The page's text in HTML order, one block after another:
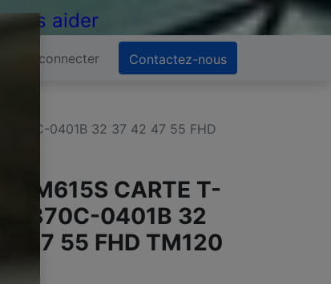
aider
Se connecter Contactez-nous
8870C-0401B 32 37 42 47 55 FHD
55LM615S CARTE T-
8870C-0401B 32
47 55 FHD TM120